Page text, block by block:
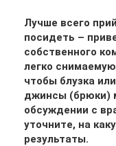
Лучше всего
посидеть –
собственного
легко
чтобы блузка
джинсы (брюки)
обсуждении с
уточните, на
результаты.